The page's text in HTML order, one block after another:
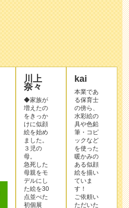
川上
奈々
◆家族が
増えたの
をきっか
けに似顔
絵を始め
３児の
母。
急死した
母親をモ
デルにし
た絵を30
点並べた
初個展
【その時
はもうい
なかっ
た】をア
スピア明
石にて開
催。神戸
新聞さん
kai
本業であ
る保育士
の傍ら、
水彩絵の
具や色鉛
筆・コピ
を使った
暖かみの
ある似顔
絵を描い
ていま
す！
ご依頼い
ただいた
全てのお
客様が笑
顔になれ
る、そん
な似顔絵
をお届け
します！